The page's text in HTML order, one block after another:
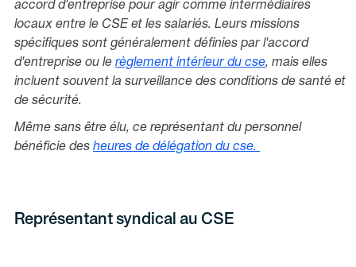
accord d'entreprise pour agir comme intermédiaires
locaux entre le CSE et les salariés. Leurs missions
spécifiques sont généralement définies par l'accord
d'entreprise ou le règlement intérieur du cse, mais elles
incluent souvent la surveillance des conditions de santé et
de sécurité.
Même sans être élu, ce représentant du personnel
bénéficie des heures de délégation du cse.
Représentant syndical au CSE